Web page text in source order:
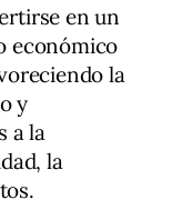
en un
económico
la
y
a la
la